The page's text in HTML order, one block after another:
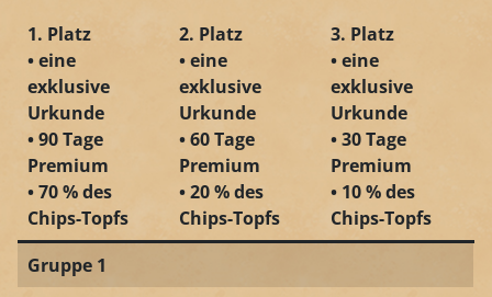
1. Platz
• eine
exklusive
Urkunde
• 90 Tage
Premium
• 70 % des
Chips-Topfs
2. Platz
• eine
exklusive
Urkunde
• 60 Tage
Premium
• 20 % des
Chips-Topfs
3. Platz
• eine
exklusive
Urkunde
• 30 Tage
Premium
• 10 % des
Chips-Topfs
Gruppe 1